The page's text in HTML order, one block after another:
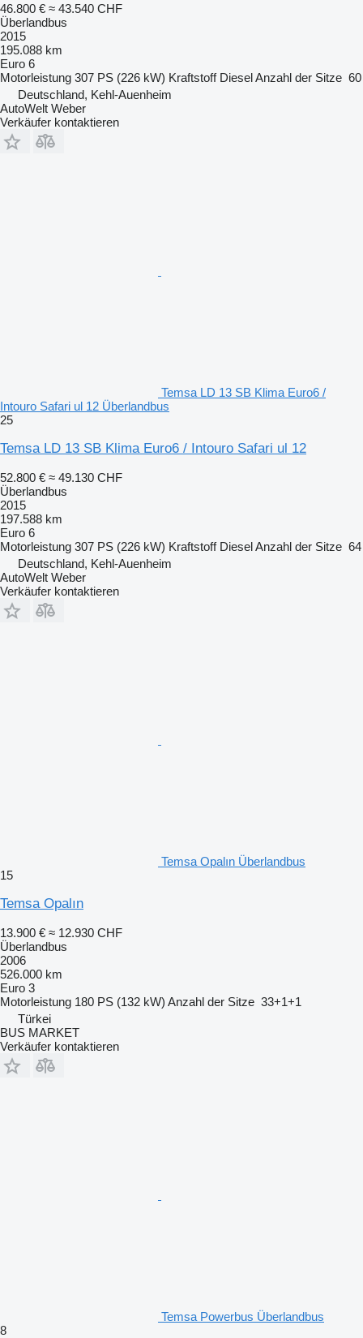
46.800 € ≈ 43.540 CHF
Überlandbus
2015
195.088 km
Euro 6
Motorleistung 307 PS (226 kW) Kraftstoff DieselAnzahl der Sitze 60
Deutschland, Kehl-Auenheim
AutoWelt Weber
Verkäufer kontaktieren
Temsa LD 13 SB Klima Euro6 /
Intouro Safari ul 12 Überlandbus
25
Temsa LD 13 SB Klima Euro6 / Intouro Safari ul 12
52.800 € ≈ 49.130 CHF
Überlandbus
2015
197.588 km
Euro 6
Motorleistung 307 PS (226 kW) Kraftstoff DieselAnzahl der Sitze 64
Deutschland, Kehl-Auenheim
AutoWelt Weber
Verkäufer kontaktieren
Temsa Opalın Überlandbus
15
Temsa Opalın
13.900 € ≈ 12.930 CHF
Überlandbus
2006
526.000 km
Euro 3
Motorleistung 180 PS (132 kW) Anzahl der Sitze 33+1+1
Türkei
BUS MARKET
Verkäufer kontaktieren
Temsa Powerbus Überlandbus
8